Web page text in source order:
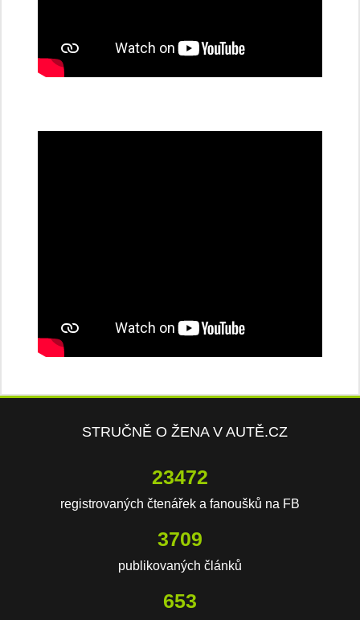
STRUČNĚ O ŽENA V AUTĚ.CZ
23472
registrovaných čtenářek a fanoušků na FB
3709
publikovaných článků
653